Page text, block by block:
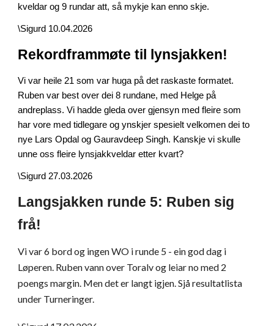
kveldar og 9 rundar att, så mykje kan enno skje.
\Sigurd 10.04.2026
Rekordframmøte til lynsjakken!
Vi var heile 21 som var huga på det raskaste formatet.
Ruben var best over dei 8 rundane, med Helge på
andreplass. Vi hadde gleda over gjensyn med fleire som
har vore med tidlegare og ynskjer spesielt velkomen dei to
nye Lars Opdal og Gauravdeep Singh. Kanskje vi skulle
unne oss fleire lynsjakkveldar etter kvart?
\Sigurd 27.03.2026
Langsjakken runde 5: Ruben sig
frå!
Vi var 6 bord og ingen WO i runde 5 - ein god dag i
Løperen. Ruben vann over Toralv og leiar no med 2
poengs margin. Men det er langt igjen. Sjå resultatlista
under Turneringer.